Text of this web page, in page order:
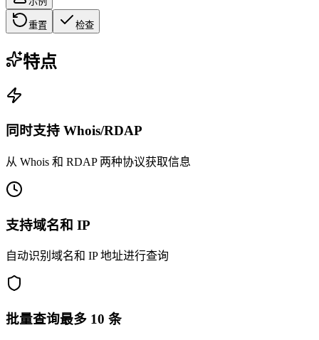
重置 检查
特点
同时支持 Whois/RDAP
从 Whois 和 RDAP 两种协议获取信息
支持域名和 IP
自动识别域名和 IP 地址进行查询
批量查询最多 10 条